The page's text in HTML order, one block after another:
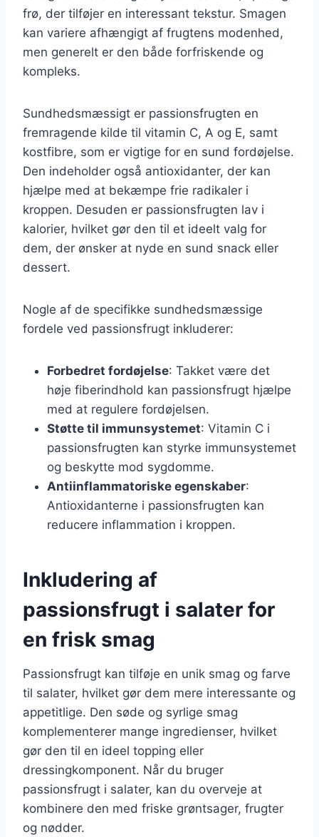
frø, der tilføjer en interessant tekstur. Smagen
kan variere afhængigt af frugtens modenhed,
men generelt er den både forfriskende og
kompleks.
Sundhedsmæssigt er passionsfrugten en
fremragende kilde til vitamin C, A og E, samt
kostfibre, som er vigtige for en sund fordøjelse.
Den indeholder også antioxidanter, der kan
hjælpe med at bekæmpe frie radikaler i
kroppen. Desuden er passionsfrugten lav i
kalorier, hvilket gør den til et ideelt valg for
dem, der ønsker at nyde en sund snack eller
dessert.
Nogle af de specifikke sundhedsmæssige
fordele ved passionsfrugt inkluderer:
Forbedret fordøjelse: Takket være det
høje fiberindhold kan passionsfrugt hjælpe
med at regulere fordøjelsen.
Støtte til immunsystemet: Vitamin C i
passionsfrugten kan styrke immunsystemet
og beskytte mod sygdomme.
Antiinflammatoriske egenskaber:
Antioxidanterne i passionsfrugten kan
reducere inflammation i kroppen.
Inkludering af
passionsfrugt i salater for
en frisk smag
Passionsfrugt kan tilføje en unik smag og farve
til salater, hvilket gør dem mere interessante og
appetitlige. Den søde og syrlige smag
komplementerer mange ingredienser, hvilket
gør den til en ideel topping eller
dressingkomponent. Når du bruger
passionsfrugt i salater, kan du overveje at
kombinere den med friske grøntsager, frugter
og nødder.